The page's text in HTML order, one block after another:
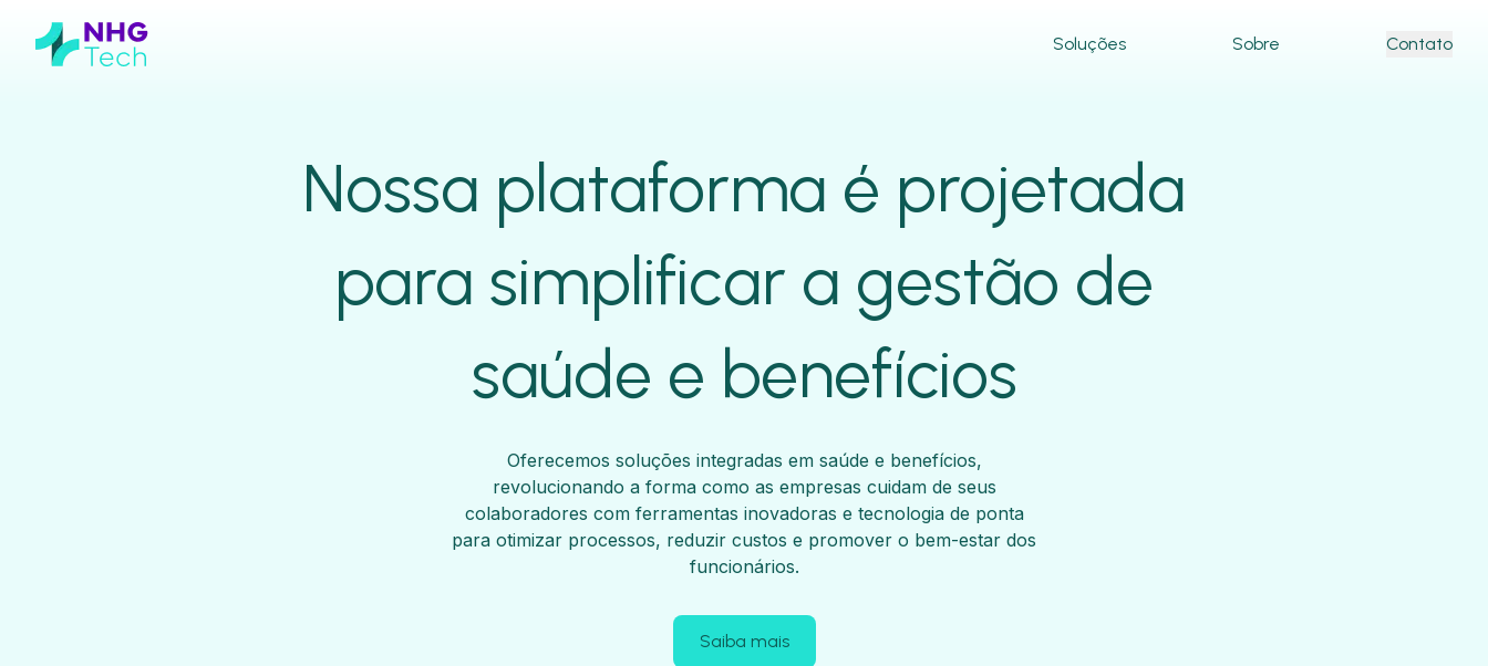
Soluções Sobre Contato
Nossa plataforma é projetada
para simplificar a gestão de
saúde e benefícios
Oferecemos soluções integradas em saúde e benefícios,
revolucionando a forma como as empresas cuidam de seus
colaboradores com ferramentas inovadoras e tecnologia de ponta
para otimizar processos, reduzir custos e promover o bem-estar dos
funcionários.
Saiba mais